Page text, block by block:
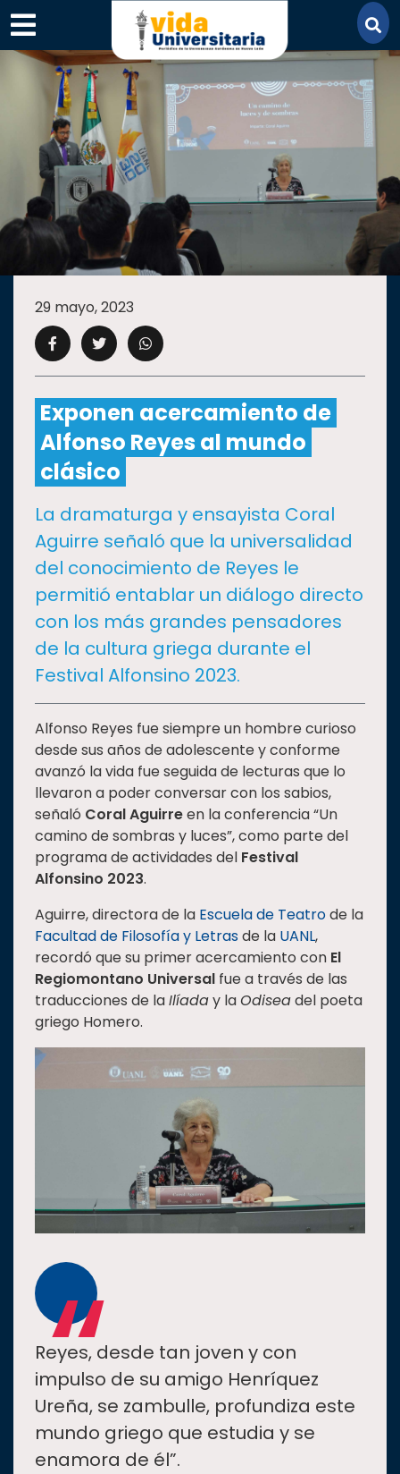
×
SECCIONES
ACADEMIA
CAMPUS UANL
CULTURA
DEPORTES
I+D+IEXPERTOS
SALUD
SUSTENTABILIDAD
TEMAS
Oferta
educativa
Estudiantes
Rectoría
Investigación
Internacionalización
Responsabilidad
social
Vinculación
Historia
Universiada
29 mayo, 2023
Exponen acercamiento de
Alfonso Reyes al mundo
clásico
La dramaturga y ensayista Coral
Aguirre señaló que la universalidad
del conocimiento de Reyes le
permitió entablar un diálogo directo
con los más grandes pensadores
de la cultura griega durante el
Festival Alfonsino 2023.
Alfonso Reyes fue siempre un hombre curioso
desde sus años de adolescente y conforme
avanzó la vida fue seguida de lecturas que lo
llevaron a poder conversar con los sabios,
señaló Coral Aguirreen la conferencia “Un
camino de sombras y luces”, como parte del
programa de actividades del Festival
Alfonsino 2023.
Aguirre, directora de la Escuela de Teatrode la
Facultad de Filosofía y Letrasde la UANL,
recordó que su primer acercamiento con El
Regiomontano Universal fue a través de las
traducciones de laIlíaday laOdiseadel poeta
griego Homero.
“
Reyes, desde tan joven y con
impulso de su amigo Henríquez
Ureña, se zambulle, profundiza este
mundo griego que estudia y se
enamora de él”.